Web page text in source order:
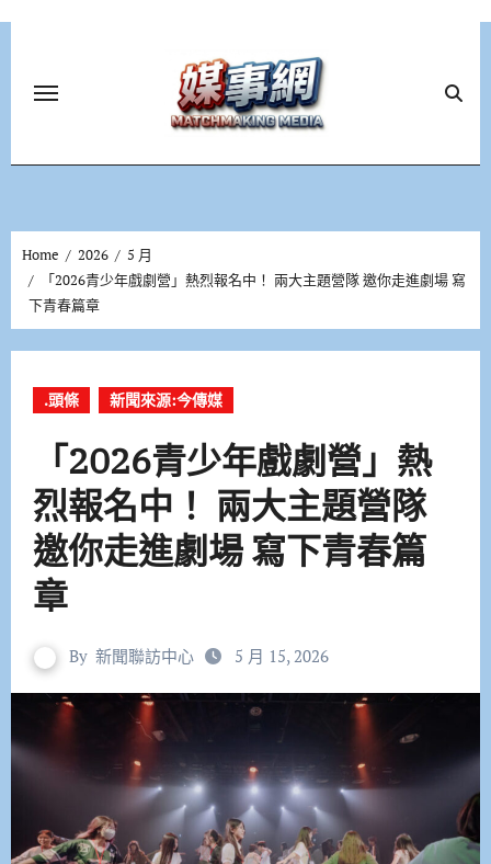
Home 2026
5 月
「2026青少年戲劇營」熱烈報名中！ 兩大主題營隊 邀你走進劇場 寫
下青春篇章
.頭條 新聞來源:今傳媒
「2026青少年戲劇營」熱
烈報名中！ 兩大主題營隊
邀你走進劇場 寫下青春篇
章
By 新聞聯訪中心 5 月 15, 2026